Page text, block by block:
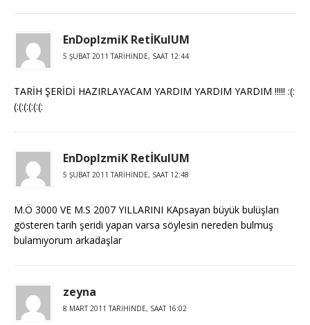
EnDoplzmiK RetİKulUM
5 ŞUBAT 2011 TARIHINDE, SAAT 12:44
TARİH ŞERİDİ HAZIRLAYACAM YARDIM YARDIM YARDIM !!!!! :(:
(:(:(:(:(:(:
EnDoplzmiK RetİKulUM
5 ŞUBAT 2011 TARIHINDE, SAAT 12:48
M.Ö 3000 VE M.S 2007 YILLARINI KApsayan büyük bulüşları
gösteren tarih şeridi yapan varsa söylesin nereden bulmuş
bulamıyorum arkadaşlar
zeyna
8 MART 2011 TARIHINDE, SAAT 16:02